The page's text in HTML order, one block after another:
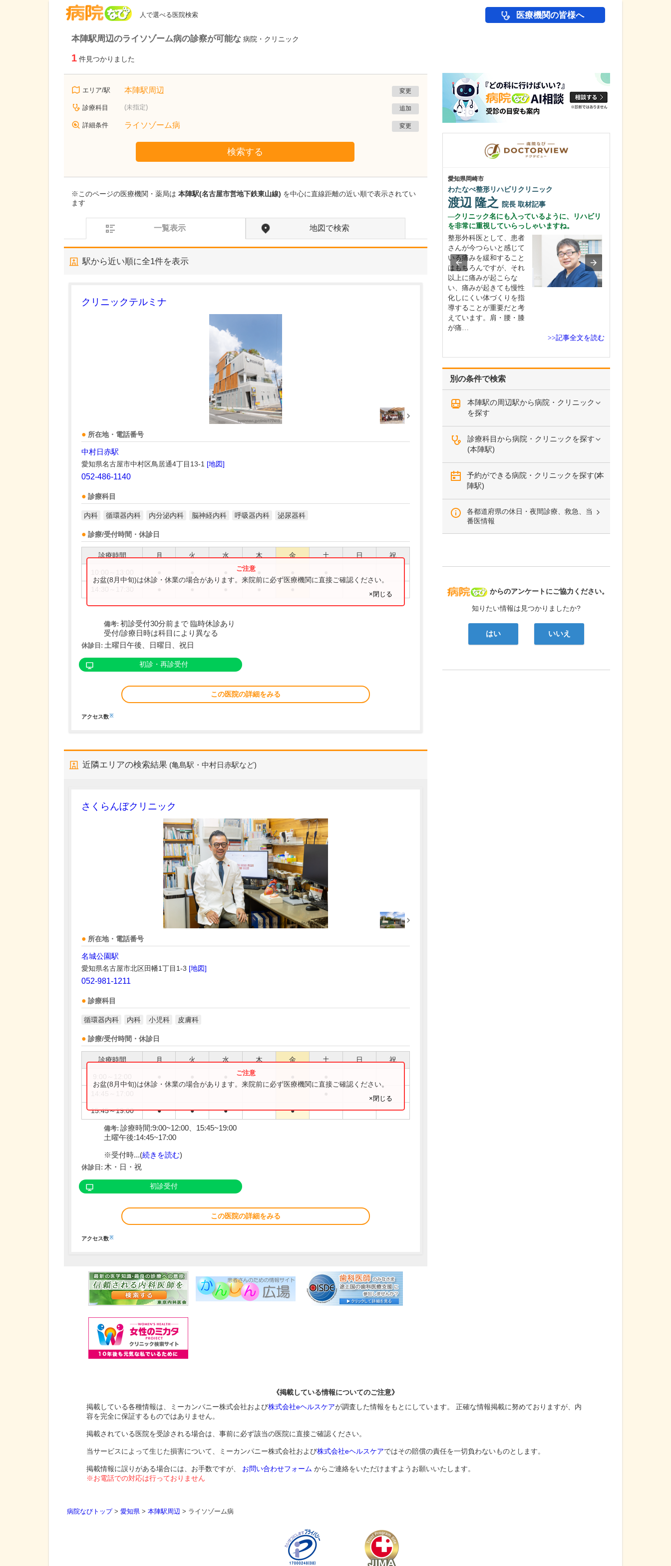
人で選べる医院検索 医療機関の皆様へ
本陣駅周辺のライソゾーム病の診察が可能な 病院・クリニック
1 件見つかりました
エリア/駅 本陣駅周辺 変更
診療科目 (未指定) 追加
詳細条件 ライソゾーム病 変更
検索する
※このページの医療機関・薬局は 本陣駅(名古屋市営地下鉄東山線) を中心に直線距離の近い順で表示されてい
ます
一覧表示 地図で検索
駅から近い順に全1件を表示
クリニックテルミナ
所在地・電話番号
中村日赤駅
愛知県名古屋市中村区鳥居通4丁目13-1 [地図]
052-486-1140
診療科目
内科 循環器内科 内分泌内科 脳神経内科 呼吸器内科 泌尿器科
診療/受付時間・休診日
診療時間 月 火 水 木 金 土 日 祝
お盆(8月中旬)は休診・休業の場合があります。来院前に必ず医療機関に直接ご確認ください。
×閉じる
備考: 初診受付30分前まで 臨時休診あり
受付/診療日時は科目により異なる
休診日: 土曜日午後、日曜日、祝日
初診・再診受付
この医院の詳細をみる
アクセス数※
近隣エリアの検索結果 (亀島駅・中村日赤駅など)
さくらんぼクリニック
所在地・電話番号
名城公園駅
愛知県名古屋市北区田幡1丁目1-3 [地図]
052-981-1211
診療科目
循環器内科 内科 小児科 皮膚科
診療/受付時間・休診日
診療時間 月 火 水 木 金 土 日 祝
15:45～19:00 ● ● ● ●
お盆(8月中旬)は休診・休業の場合があります。来院前に必ず医療機関に直接ご確認ください。
×閉じる
備考: 診療時間:9:00~12:00、15:45~19:00
土曜午後:14:45~17:00
※受付時...(続きを読む)
休診日: 木・日・祝
初診受付
この医院の詳細をみる
アクセス数※
別の条件で検索
本陣駅の周辺駅から病院・クリニック
を探す
診療科目から病院・クリニックを探す
(本陣駅)
予約ができる病院・クリニックを探す(本
陣駅)
各都道府県の休日・夜間診療、救急、当
番医情報
病院なび
からのアンケートにご協力ください。
知りたい情報は見つかりましたか?
はい いいえ
愛知県岡崎市
わたなべ整形リハビリクリニック
渡辺 隆之 院長 取材記事
クリニック名にも入っているように、リハビリ
を非常に重視していらっしゃいますね。
整形外科医として、患者
さんが今つらいと感じて
いる痛みを緩和すること
はもちろんですが、それ
以上に痛みが起こらな
い、痛みが起きても慢性
化しにくい体づくりを指
導することが重要だと考
えています。肩・腰・膝
が痛…
>>記事全文を読む
東京都府中市
まさやホームケアクリニック
訪問診療のクリニックを開業された理由は何で
杏林大学付属病院で一緒
に勤務していた府中市医
《掲載している情報についてのご注意》
掲載している各種情報は、ミーカンパニー株式会社および株式会社eヘルスケアが調査した情報をもとにしています。 正確な情報掲載に努めておりますが、内
容を完全に保証するものではありません。
掲載されている医院を受診される場合は、事前に必ず該当の医院に直接ご確認ください。
当サービスによって生じた損害について、ミーカンパニー株式会社および株式会社eヘルスケアではその賠償の責任を一切負わないものとします。
掲載情報に誤りがある場合には、お手数ですが、 お問い合わせフォーム からご連絡をいただけますようお願いいたします。
※お電話での対応は行っておりません
病院なびトップ> 愛知県 > 本陣駅周辺 > ライソゾーム病